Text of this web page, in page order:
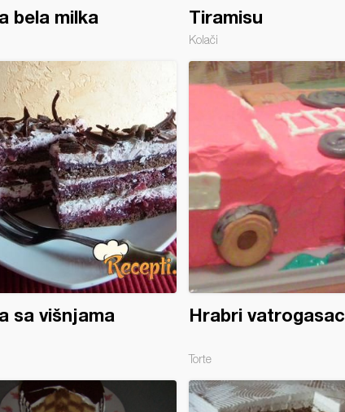
bela milka Tiramisu
Kolači
sa višnjama Hrabri vatrogasac
Torte